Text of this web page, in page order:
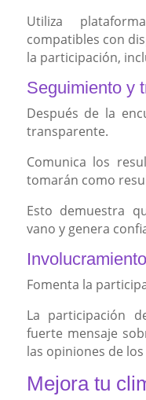
Utiliza
compatibles con
la participación,
Seguimiento y
Después de la
transparente.
Comunica los
tomarán como
Esto demuestra
vano y genera
Fomenta la
La participación
fuerte mensaje
las opiniones de
Mejora tu